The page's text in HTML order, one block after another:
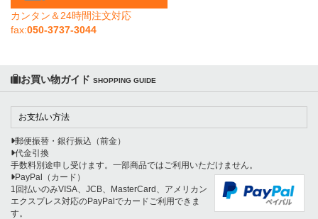
カンタン＆24時間注文対応
fax:050-3737-3044
お買い物ガイド SHOPPING GUIDE
お支払い方法
郵便振替・銀行振込（前金）
代金引換
手数料別途申し受けます。一部商品ではご利用いただけません。
PayPal（カード）
1回払いのみVISA、JCB、MasterCard、アメリカン
エクスプレス対応のPayPalでカードご利用できま
す。